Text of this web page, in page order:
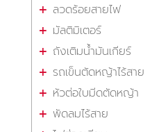
ลวดร้อยสายไฟ
มัลติมิเตอร์
ถังเติมน้ำมันเกียร์
รถเข็นตัดหญ้าไร้สาย
หัวต่อใบมีดตัดหญ้า
พัดลมไร้สาย